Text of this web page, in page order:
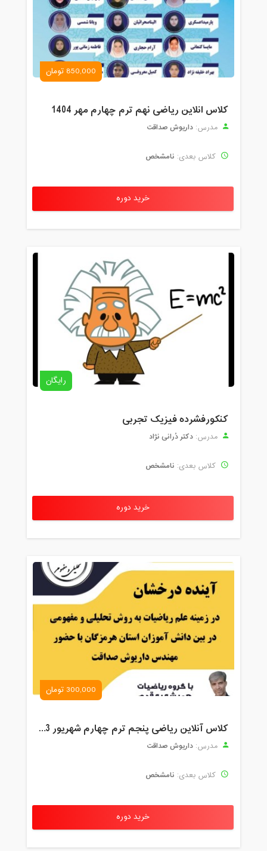
850,000 تومان
کلاس انلاین ریاضی نهم ترم چهارم مهر 1404
مدرس: داریوش صداقت
کلاس بعدی: نامشخص
خرید دوره
رایگان
کنکورفشرده فیزیک تجربی
مدرس: دکتر دُرانی نژاد
کلاس بعدی: نامشخص
خرید دوره
300,000 تومان
کلاس آنلاین ریاضی پنجم ترم چهارم شهریور 1403
مدرس: داریوش صداقت
کلاس بعدی: نامشخص
خرید دوره